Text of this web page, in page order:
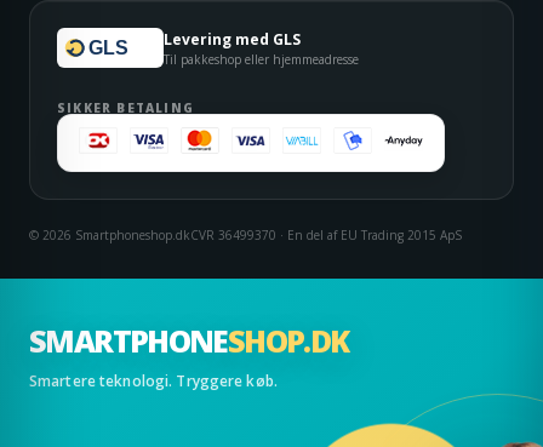
SMARTPHONESHOP.DK
Smartere teknologi. Tryggere køb.
GLS Levering med GLS
Til pakkeshop eller hjemmeadresse
SIKKER BETALING
© 2026 Smartphoneshop.dkCVR 36499370 · En del af EU Trading 2015 ApS